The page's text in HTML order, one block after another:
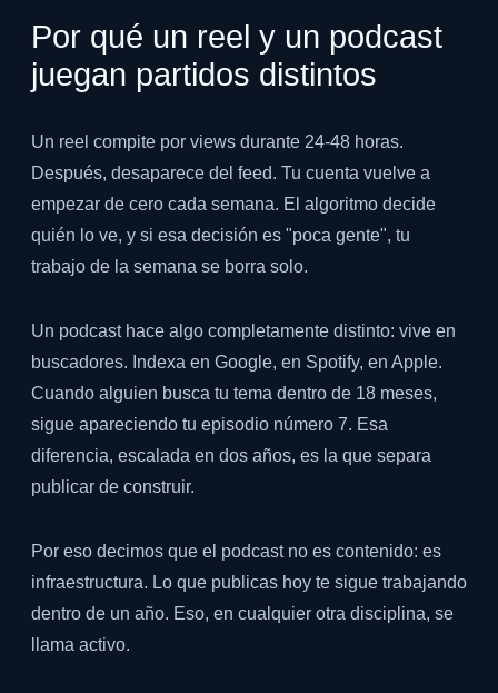
Por qué un reel y un podcast
juegan partidos distintos
Un reel compite por views durante 24-48 horas.
Después, desaparece del feed. Tu cuenta vuelve a
empezar de cero cada semana. El algoritmo decide
quién lo ve, y si esa decisión es "poca gente", tu
trabajo de la semana se borra solo.
Un podcast hace algo completamente distinto: vive en
buscadores. Indexa en Google, en Spotify, en Apple.
Cuando alguien busca tu tema dentro de 18 meses,
sigue apareciendo tu episodio número 7. Esa
diferencia, escalada en dos años, es la que separa
publicar de construir.
Por eso decimos que el podcast no es contenido: es
infraestructura. Lo que publicas hoy te sigue trabajando
dentro de un año. Eso, en cualquier otra disciplina, se
llama activo.